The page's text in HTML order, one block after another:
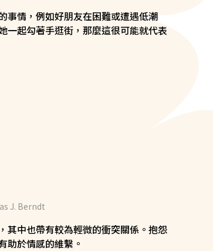
事情，例如好朋友在困難或遭遇低潮
一起勾著手逛街，那麼這很可能就代表
J. Berndt
其中也帶有較為輕微的衝突關係。抱怨
助於情感的維繫。